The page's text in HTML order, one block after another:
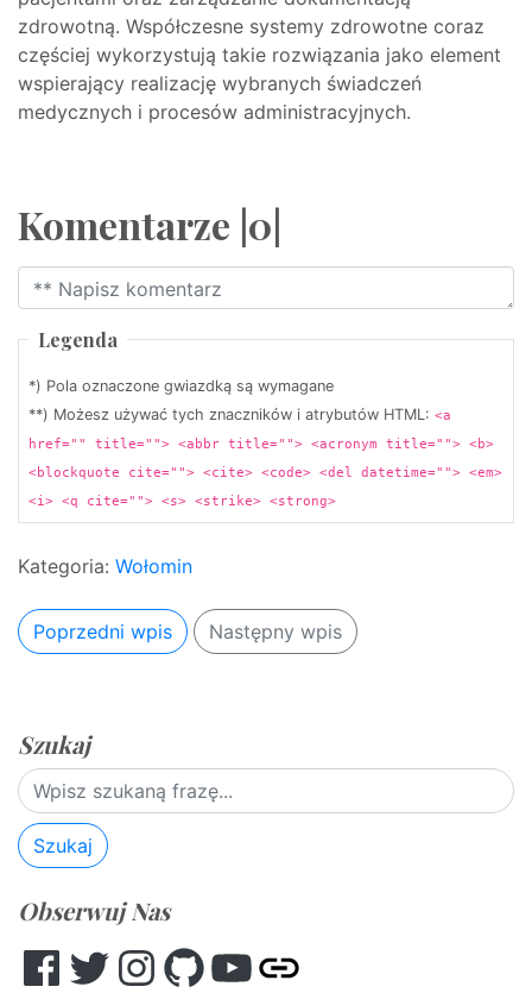
zdrowotną. Współczesne systemy zdrowotne coraz
częściej wykorzystują takie rozwiązania jako element
wspierający realizację wybranych świadczeń
medycznych i procesów administracyjnych.
Komentarze |0|
Legenda
*) Pola oznaczone gwiazdką są wymagane
**) Możesz używać tych znaczników i atrybutów HTML: <a
href="" title=""> <abbr title=""> <acronym title=""> <b>
<blockquote cite=""> <cite> <code> <del datetime=""> <em>
<i> <q cite=""> <s> <strike> <strong>
Kategoria: Wołomin
Poprzedni wpis Następny wpis
Szukaj
Szukaj
Obserwuj Nas
Facebook
TwitterInstagram
GitHubYouTube
Other